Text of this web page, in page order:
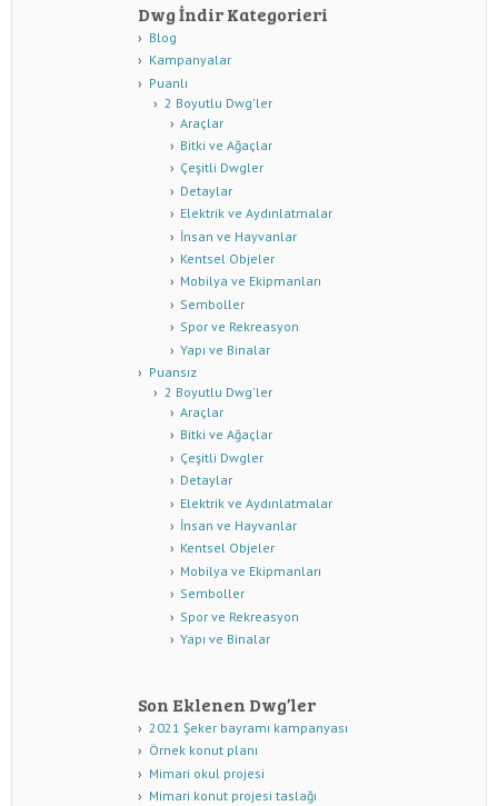
Dwg İndir Kategorieri
Blog
Kampanyalar
Puanlı
2 Boyutlu Dwg'ler
Araçlar
Bitki ve Ağaçlar
Çeşitli Dwgler
Detaylar
Elektrik ve Aydınlatmalar
İnsan ve Hayvanlar
Kentsel Objeler
Mobilya ve Ekipmanları
Semboller
Spor ve Rekreasyon
Yapı ve Binalar
Puansız
2 Boyutlu Dwg'ler
Araçlar
Bitki ve Ağaçlar
Çeşitli Dwgler
Detaylar
Elektrik ve Aydınlatmalar
İnsan ve Hayvanlar
Kentsel Objeler
Mobilya ve Ekipmanları
Semboller
Spor ve Rekreasyon
Yapı ve Binalar
Son Eklenen Dwg’ler
2021 Şeker bayramı kampanyası
Örnek konut planı
Mimari okul projesi
Mimari konut projesi taslağı